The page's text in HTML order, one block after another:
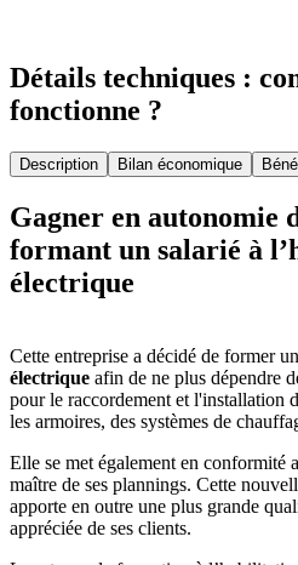
Détails techniques :
fonctionne ?
Description Bilan économique
Gagner en autonomie
formant un salarié à
électrique
Cette entreprise a décidé de former
électrique afin de ne plus dépendre
pour le raccordement et l'installation
les armoires, des systèmes de
Elle se met également en conformité
maître de ses plannings. Cette
apporte en outre une plus grande
appréciée de ses clients.